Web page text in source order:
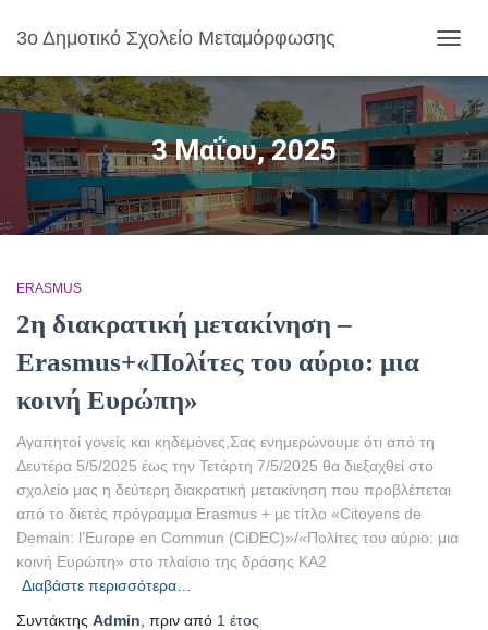
3ο Δημοτικό Σχολείο Μεταμόρφωσης
3 Μαΐου, 2025
ERASMUS
2η διακρατική μετακίνηση –
Erasmus+«Πολίτες του αύριο: μια
κοινή Ευρώπη»
Αγαπητοί γονείς και κηδεμόνες,Σας ενημερώνουμε ότι από τη
Δευτέρα 5/5/2025 έως την Τετάρτη 7/5/2025 θα διεξαχθεί στο
σχολείο μας η δεύτερη διακρατική μετακίνηση που προβλέπεται
από το διετές πρόγραμμα Erasmus + με τίτλο «Citoyens de
Demain: l’Europe en Commun (CiDEC)»/«Πολίτες του αύριο: μια
κοινή Ευρώπη» στο πλαίσιο της δράσης ΚΑ2
Διαβάστε περισσότερα…
Συντάκτης Admin , πριν από 1 έτος